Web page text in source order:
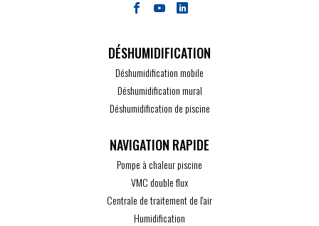
DÉSHUMIDIFICATION
Déshumidification mobile
Déshumidification mural
Déshumidification de piscine
Pompe à chaleur piscine
VMC double flux
Centrale de traitement de l'air
Humidification